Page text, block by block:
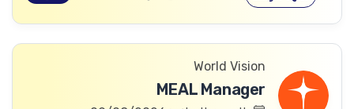
World Vision
MEAL Manager